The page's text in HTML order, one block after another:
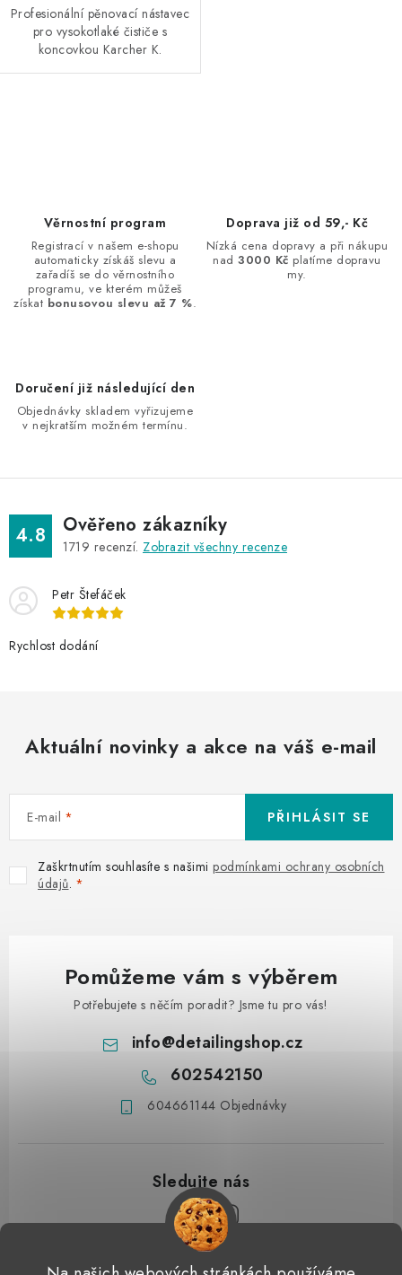
Profesionální pěnovací nástavec
pro vysokotlaké čističe s
koncovkou Karcher K.
p
k
y
p
u
Věrnostní program
Registrací v našem e-shopu
automaticky získáš slevu a
zařadíš se do věrnostního
programu, ve kterém můžeš
získat bonusovou slevu až 7 %.
Doprava již od 59,- Kč
Nízká cena dopravy a při nákupu
nad3000 Kč platíme dopravu
my.
Doručení již následující den
Objednávky skladem vyřizujeme
v nejkratším možném termínu.
4.8 Ověřeno zákazníky
1719 recenzí. Zobrazit všechny recenze
Petr Štefáček
Rychlost dodání
Aktuální novinky a akce na váš e-mail
E-mail
Zaškrtnutím souhlasíte s našimi podmínkami ochrany osobních
údajů.
PŘIHLÁSIT SE
Pomůžeme vám s výběrem
Potřebujete s něčím poradit? Jsme tu pro vás!
info@detailingshop.cz
602542150
604661144 Objednávky